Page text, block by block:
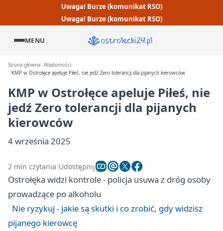
Uwaga! Burze (komunikat RSO)
Uwaga! Burze (komunikat RSO)
MENU
Strona główna Wiadomości
KMP w Ostrołęce apeluje Piłeś, nie jedź Zero tolerancji dla pijanych kierowców
KMP w Ostrołęce apeluje Piłeś, nie
jedź Zero tolerancji dla pijanych
kierowców
4 września 2025
2 min czytania Udostępnij
Ostrołęka widzi kontrole - policja usuwa z dróg osoby
prowadzące po alkoholu
Nie ryzykuj - jakie są skutki i co zrobić, gdy widzisz
pijanego kierowcę